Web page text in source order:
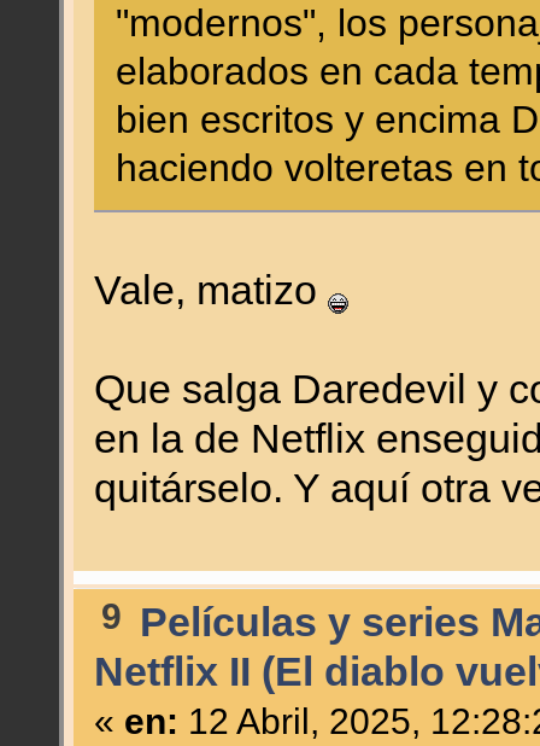
"modernos", los
elaborados en cada
bien escritos y encima
haciendo volteretas en
Vale, matizo
Que salga Daredevil y
en la de Netflix
quitárselo. Y aquí otra
9 Películas y series
Netflix II (El diablo
« en: 12 Abril, 2025,